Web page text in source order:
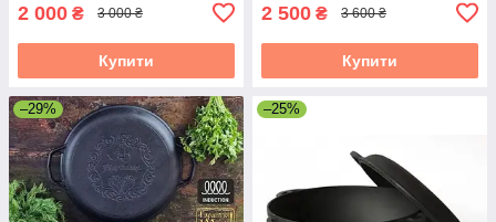
2 000 ₴ 3 000 ₴
Купити
2 500 ₴ 3 600 ₴
Купити
–29% –25%